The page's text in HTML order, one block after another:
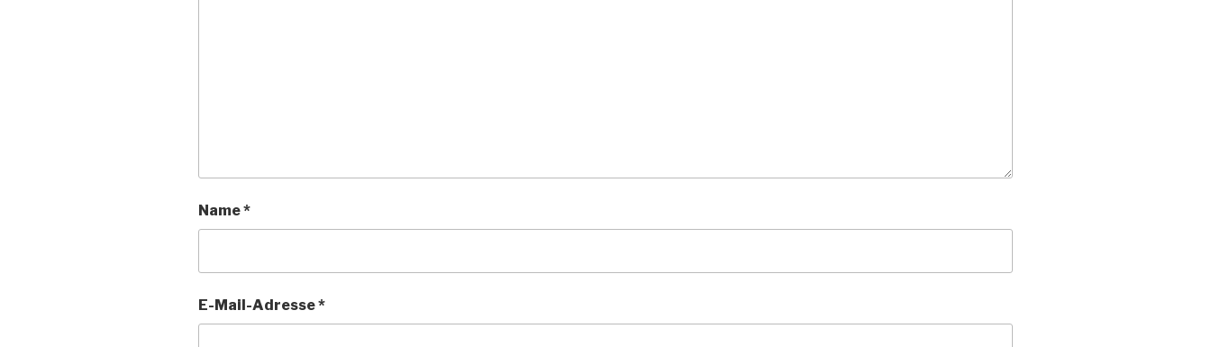
Name*
E-Mail-Adresse*